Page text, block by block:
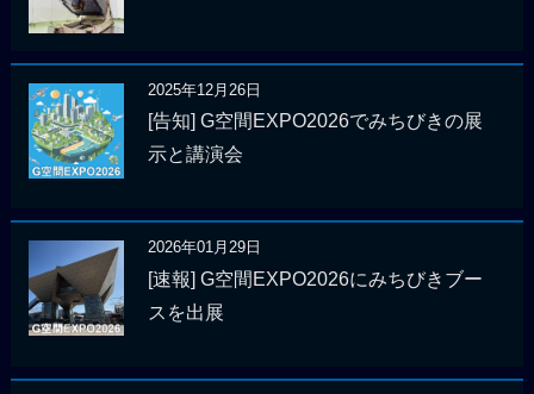
2025年12月26日
[告知] G空間EXPO2026でみちびきの展
示と講演会
2026年01月29日
[速報] G空間EXPO2026にみちびきブー
スを出展